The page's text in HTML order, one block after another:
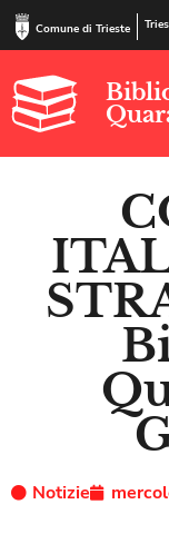
Comune di Trieste
Notizie